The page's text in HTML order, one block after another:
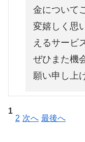
金について
変嬉しく思
えるサービ
ぜひまた機
願い申し上
1
2 次へ 最後へ